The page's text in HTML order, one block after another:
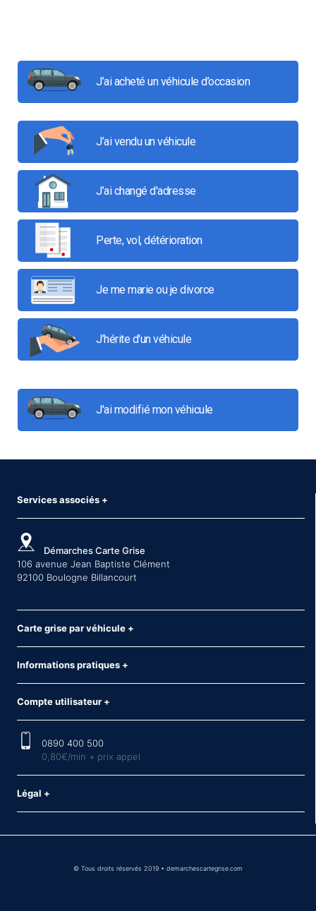
J’ai acheté un véhicule d’occasion
J’ai vendu un véhicule
J’ai changé d'adresse
Perte, vol, détérioration
Je me marie ou je divorce
J’hérite d'un véhicule
J'ai modifié mon véhicule
Services associés +
Démarches Carte Grise
106 avenue Jean Baptiste Clément
92100 Boulogne Billancourt
Carte grise par véhicule +
Informations pratiques +
Compte utilisateur +
0890 400 500
0,80€/min + prix appel
Légal +
© Tous droits réservés 2019 • demarchescartegrise.com